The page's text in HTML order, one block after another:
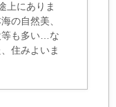
上にありま
の自然美、
等も多い…な
住みよいま